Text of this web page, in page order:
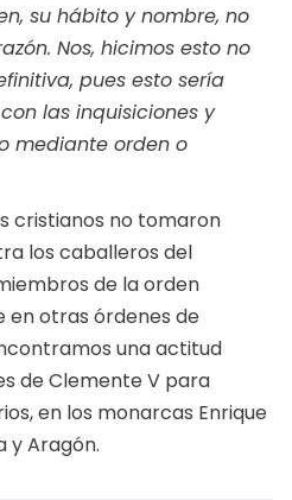
su hábito y nombre, no
Nos, hicimos esto no
pues esto sería
las inquisiciones y
mediante orden o
cristianos no tomaron
los caballeros del
de la orden
otras órdenes de
una actitud
de Clemente V para
en los monarcas Enrique
y Aragón.